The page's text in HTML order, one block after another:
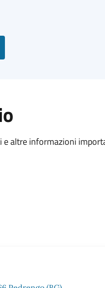
e altre informazioni